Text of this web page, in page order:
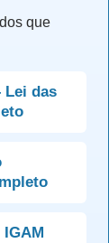
que
Lei das